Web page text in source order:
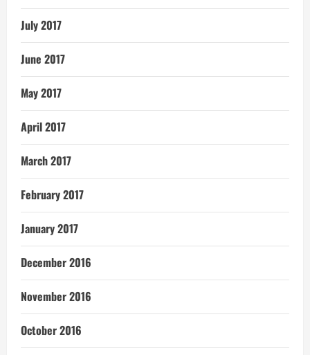
July 2017
June 2017
May 2017
April 2017
March 2017
February 2017
January 2017
December 2016
November 2016
October 2016